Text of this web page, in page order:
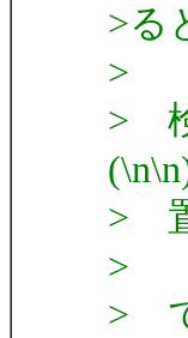
>る
>
>
>
>
>